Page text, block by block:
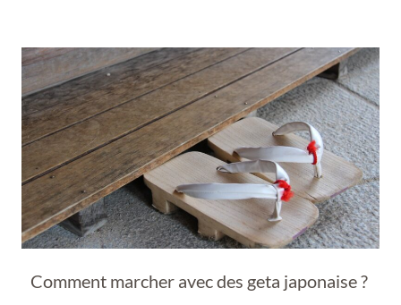
Comment marcher avec des geta japonaise ?